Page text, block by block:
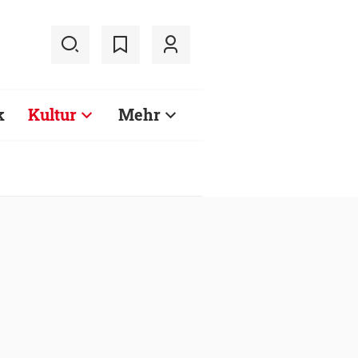
Kultur Mehr